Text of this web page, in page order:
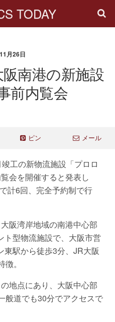
TODAY
月26日
南港の新施設
前内覧会
ピン メール
工の新物流施設「プロロ
会を開催すると発表し
計6回、完全予約制で行
阪湾岸地域の南港中心部
ト型物流施設で、大阪市営
東駅から徒歩3分、JR大阪
。
地点にあり、大阪中心部
般道でも30分でアクセスで